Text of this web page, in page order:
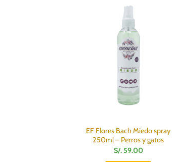
EF Flores Bach Miedo spray
250ml – Perros y gatos
S/. 59.00